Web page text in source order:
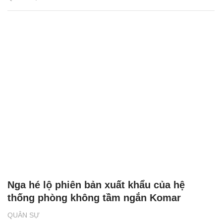
QUÂN SỰ
Nga hé lộ phiên bản xuất khẩu của hệ
thống phòng không tầm ngắn Komar